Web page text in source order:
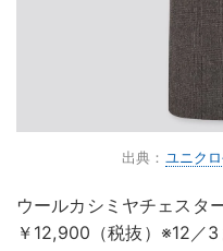
出典： ユニク
ウールカシミヤチェスタ
￥12,900（税抜）※12／